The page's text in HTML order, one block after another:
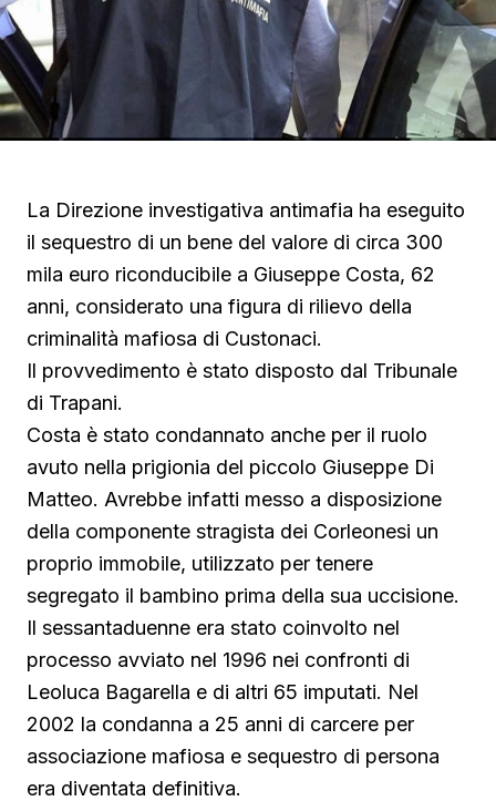
La Direzione investigativa antimafia ha eseguito
il sequestro di un bene del valore di circa 300
mila euro riconducibile a Giuseppe Costa, 62
anni, considerato una figura di rilievo della
criminalità mafiosa di Custonaci.
Il provvedimento è stato disposto dal Tribunale
di Trapani.
Costa è stato condannato anche per il ruolo
avuto nella prigionia del piccolo Giuseppe Di
Matteo. Avrebbe infatti messo a disposizione
della componente stragista dei Corleonesi un
proprio immobile, utilizzato per tenere
segregato il bambino prima della sua uccisione.
Il sessantaduenne era stato coinvolto nel
processo avviato nel 1996 nei confronti di
Leoluca Bagarella e di altri 65 imputati. Nel
2002 la condanna a 25 anni di carcere per
associazione mafiosa e sequestro di persona
era diventata definitiva.